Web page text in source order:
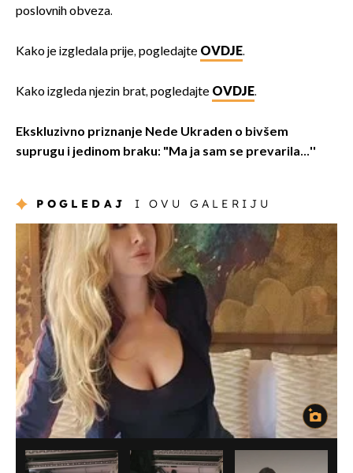
poslovnih obveza.
Kako je izgledala prije, pogledajte OVDJE.
Kako izgleda njezin brat, pogledajte OVDJE.
Ekskluzivno priznanje Nede Ukraden o bivšem
suprugu i jedinom braku: "Ma ja sam se prevarila...''
POGLEDAJ I OVU GALERIJU